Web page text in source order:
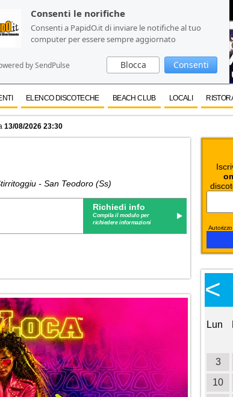
Consenti le norifiche
Consenti a PapidO.it di inviare le notifiche al tuo
computer per essere sempre aggiornato
Blocca Consenti
by SendPulse
Consenti le norifiche
Consenti a PapidO.it di inviare le notifiche al tuo
computer per essere sempre aggiornato
Blocca Consenti
by SendPulse
ELENCO DISCOTECHE BEACH CLUB LOCALI
13/08/2026 23:30
- San Teodoro (Ss)
Richiedi info
Compila il modulo per
richiedere informazioni
<
Calendario Eventi
Ottobre 2026
>
Lun Mar Mer
5
6 7 8 9 10
12
13 14 15 16 17
18
<
Lun
3
10